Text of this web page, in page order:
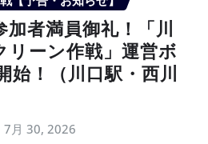
加者満員御礼！「川
リーン作戦」運営ボ
始！（川口駅・西川
7月 30, 2026